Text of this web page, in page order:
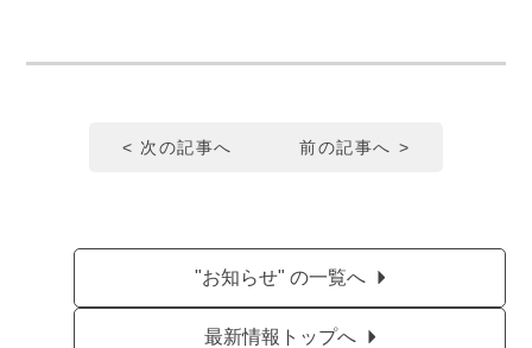
< 次の記事へ 前の記事へ >
"お知らせ" の一覧へ
最新情報トップへ